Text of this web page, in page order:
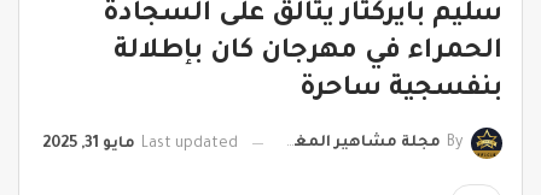
سليم بايركتار يتألق على السجادة
الحمراء في مهرجان كان بإطلالة
بنفسجية ساحرة
By مجلة مشاهير المغرب Last updated مايو 31, 2025